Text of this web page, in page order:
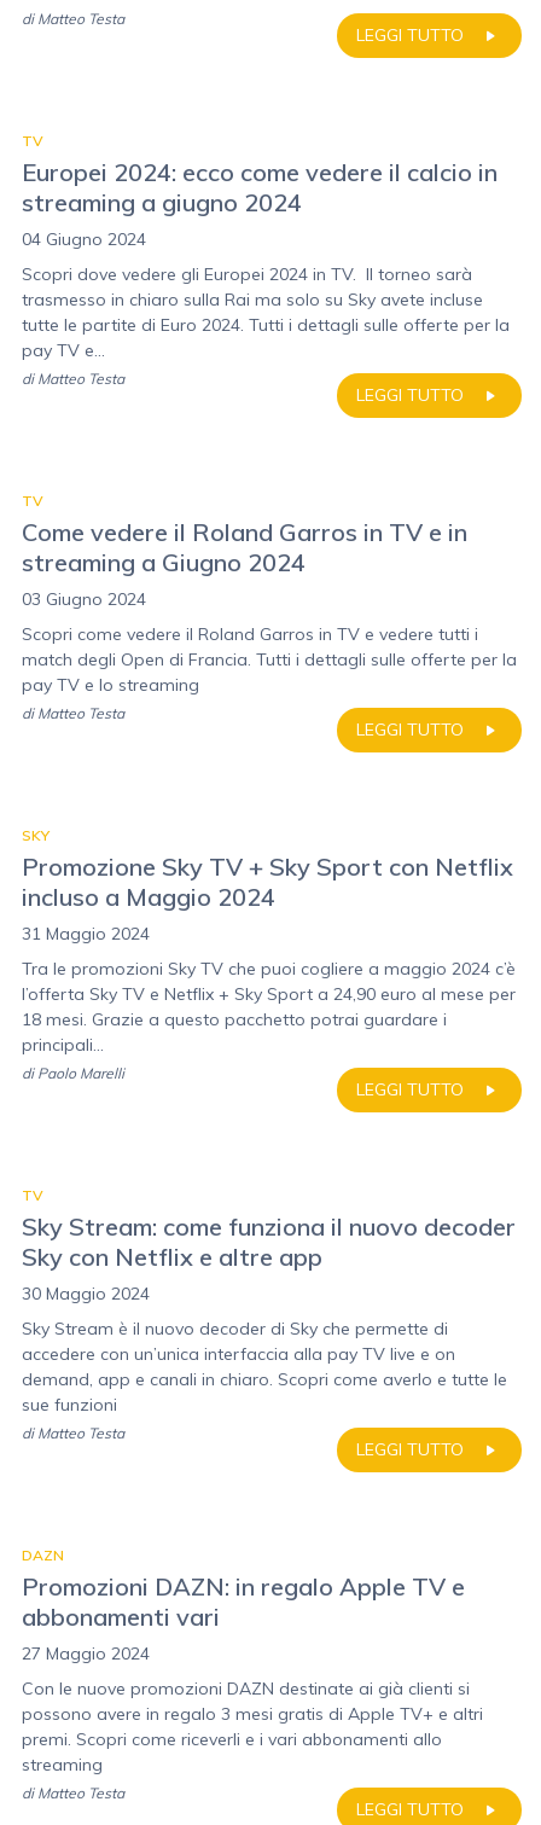
LEGGI TUTTO
di Matteo Testa
TV
Europei 2024: ecco come vedere il calcio in
streaming a giugno 2024
04 Giugno 2024
Scopri dove vedere gli Europei 2024 in TV. Il torneo sarà
trasmesso in chiaro sulla Rai ma solo su Sky avete incluse
tutte le partite di Euro 2024. Tutti i dettagli sulle offerte per la
pay TV e...
LEGGI TUTTO
di Matteo Testa
TV
Come vedere il Roland Garros in TV e in
streaming a Giugno 2024
03 Giugno 2024
Scopri come vedere il Roland Garros in TV e vedere tutti i
match degli Open di Francia. Tutti i dettagli sulle offerte per la
pay TV e lo streaming
LEGGI TUTTO
di Matteo Testa
SKY
Promozione Sky TV + Sky Sport con Netflix
incluso a Maggio 2024
31 Maggio 2024
Tra le promozioni Sky TV che puoi cogliere a maggio 2024 c’è
l’offerta Sky TV e Netflix + Sky Sport a 24,90 euro al mese per
18 mesi. Grazie a questo pacchetto potrai guardare i
principali...
LEGGI TUTTO
di Paolo Marelli
TV
Sky Stream: come funziona il nuovo decoder
Sky con Netflix e altre app
30 Maggio 2024
Sky Stream è il nuovo decoder di Sky che permette di
accedere con un’unica interfaccia alla pay TV live e on
demand, app e canali in chiaro. Scopri come averlo e tutte le
sue funzioni
LEGGI TUTTO
di Matteo Testa
DAZN
Promozioni DAZN: in regalo Apple TV e
abbonamenti vari
27 Maggio 2024
Con le nuove promozioni DAZN destinate ai già clienti si
possono avere in regalo 3 mesi gratis di Apple TV+ e altri
premi. Scopri come riceverli e i vari abbonamenti allo
streaming
LEGGI TUTTO
di Matteo Testa